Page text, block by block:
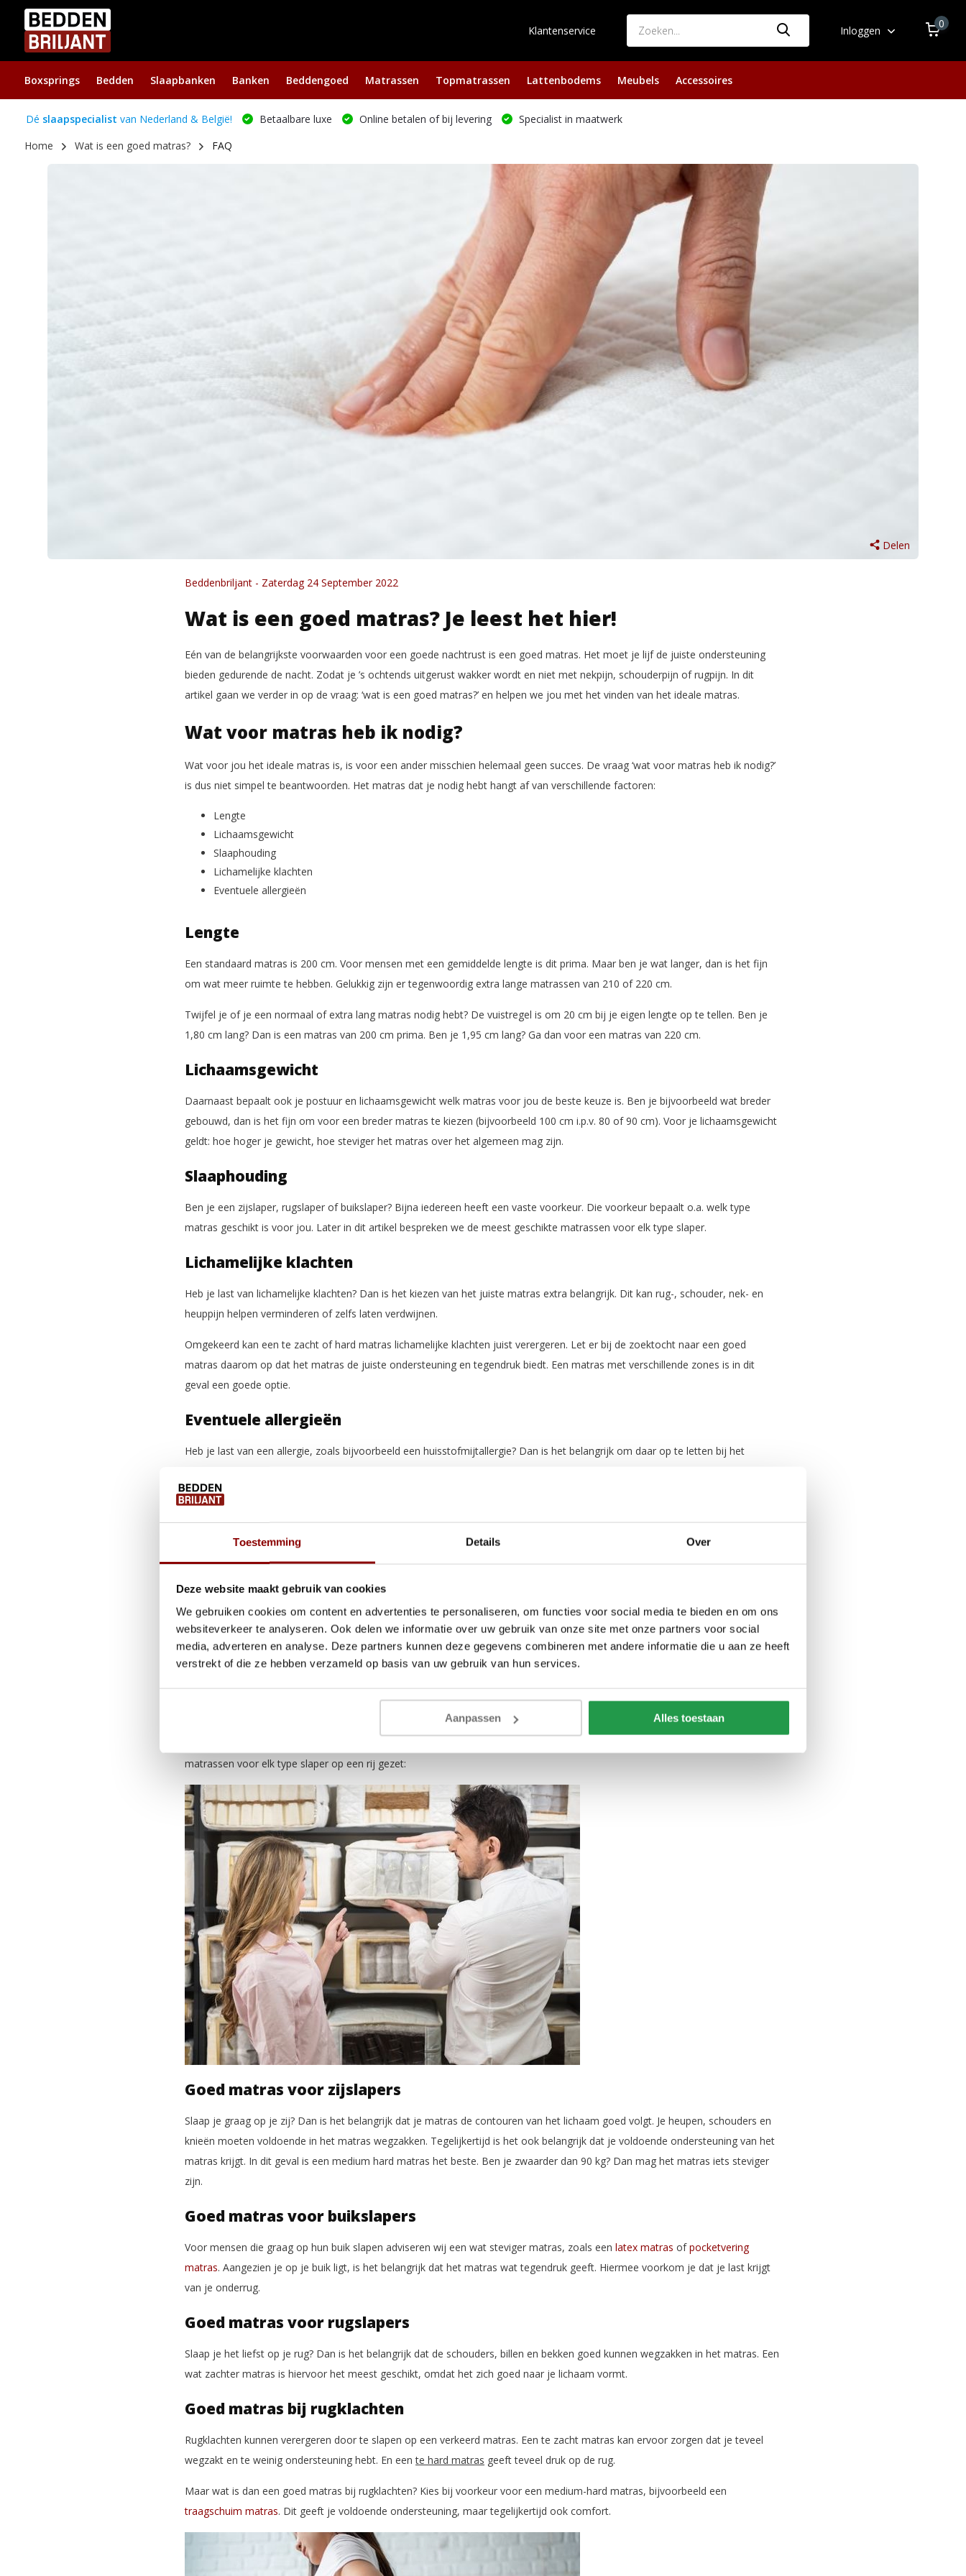
Toestemming Details Over
Deze website maakt gebruik van cookies
We gebruiken cookies om content en advertenties te personaliseren, om functies voor social media te bieden en om ons
websiteverkeer te analyseren. Ook delen we informatie over uw gebruik van onze site met onze partners voor social
media, adverteren en analyse. Deze partners kunnen deze gegevens combineren met andere informatie die u aan ze heeft
verstrekt of die ze hebben verzameld op basis van uw gebruik van hun services.
Aanpassen Alles toestaan
Klantenservice Inloggen
0
Boxsprings Bedden Slaapbanken Banken Beddengoed Matrassen Topmatrassen Lattenbodems Meubels Accessoires
Dé slaapspecialist van Nederland & België! Betaalbare luxe Online betalen of bij levering
Specialist in maatwerk
Home
Wat is een goed matras? FAQ
Delen
Beddenbriljant - Zaterdag 24 September 2022
Wat is een goed matras? Je leest het hier!
Eén van de belangrijkste voorwaarden voor een goede nachtrust is een goed matras. Het moet je lijf de juiste ondersteuning
bieden gedurende de nacht. Zodat je ’s ochtends uitgerust wakker wordt en niet met nekpijn, schouderpijn of rugpijn. In dit
artikel gaan we verder in op de vraag: ‘wat is een goed matras?’ en helpen we jou met het vinden van het ideale matras.
Wat voor matras heb ik nodig?
Wat voor jou het ideale matras is, is voor een ander misschien helemaal geen succes. De vraag ‘wat voor matras heb ik nodig?’
is dus niet simpel te beantwoorden. Het matras dat je nodig hebt hangt af van verschillende factoren:
Lengte
Lichaamsgewicht
Slaaphouding
Lichamelijke klachten
Eventuele allergieën
Lengte
Een standaard matras is 200 cm. Voor mensen met een gemiddelde lengte is dit prima. Maar ben je wat langer, dan is het fijn
om wat meer ruimte te hebben. Gelukkig zijn er tegenwoordig extra lange matrassen van 210 of 220 cm.
Twijfel je of je een normaal of extra lang matras nodig hebt? De vuistregel is om 20 cm bij je eigen lengte op te tellen. Ben je
1,80 cm lang? Dan is een matras van 200 cm prima. Ben je 1,95 cm lang? Ga dan voor een matras van 220 cm.
Lichaamsgewicht
Daarnaast bepaalt ook je postuur en lichaamsgewicht welk matras voor jou de beste keuze is. Ben je bijvoorbeeld wat breder
gebouwd, dan is het fijn om voor een breder matras te kiezen (bijvoorbeeld 100 cm i.p.v. 80 of 90 cm). Voor je lichaamsgewicht
geldt: hoe hoger je gewicht, hoe steviger het matras over het algemeen mag zijn.
Slaaphouding
Ben je een zijslaper, rugslaper of buikslaper? Bijna iedereen heeft een vaste voorkeur. Die voorkeur bepaalt o.a. welk type
matras geschikt is voor jou. Later in dit artikel bespreken we de meest geschikte matrassen voor elk type slaper.
Lichamelijke klachten
Heb je last van lichamelijke klachten? Dan is het kiezen van het juiste matras extra belangrijk. Dit kan rug-, schouder, nek- en
heuppijn helpen verminderen of zelfs laten verdwijnen.
Omgekeerd kan een te zacht of hard matras lichamelijke klachten juist verergeren. Let er bij de zoektocht naar een goed
matras daarom op dat het matras de juiste ondersteuning en tegendruk biedt. Een matras met verschillende zones is in dit
geval een goede optie.
Eventuele allergieën
Heb je last van een allergie, zoals bijvoorbeeld een huisstofmijtallergie? Dan is het belangrijk om daar op te letten bij het
ruimtes in het matras aanwezig zijn. Huisstofmijt en stof kan hierin ophopen. Daarnaast zijn er in sommige matrassen
Wil je er zeker van zijn dat je matras antiallergisch is? Koop dan een matras met een van de volgende certificaten:
Öko-tex keurmerk;
LGA certicaat;
HygCen certificaat;
Medisch getest certificaat;
CertiPUR certificering.
Wat is een goed matras voor mij?
matrassen voor elk type slaper op een rij gezet:
Goed matras voor zijslapers
Slaap je graag op je zij? Dan is het belangrijk dat je matras de contouren van het lichaam goed volgt. Je heupen, schouders en
knieën moeten voldoende in het matras wegzakken. Tegelijkertijd is het ook belangrijk dat je voldoende ondersteuning van het
matras krijgt. In dit geval is een medium hard matras het beste. Ben je zwaarder dan 90 kg? Dan mag het matras iets steviger
zijn.
Goed matras voor buikslapers
Voor mensen die graag op hun buik slapen adviseren wij een wat steviger matras, zoals eenlatex matras ofpocketvering
matras. Aangezien je op je buik ligt, is het belangrijk dat het matras wat tegendruk geeft. Hiermee voorkom je dat je last krijgt
van je onderrug.
Goed matras voor rugslapers
Slaap je het liefst op je rug? Dan is het belangrijk dat de schouders, billen en bekken goed kunnen wegzakken in het matras. Een
wat zachter matras is hiervoor het meest geschikt, omdat het zich goed naar je lichaam vormt.
Goed matras bij rugklachten
Rugklachten kunnen verergeren door te slapen op een verkeerd matras. Een te zacht matras kan ervoor zorgen dat je teveel
wegzakt en te weinig ondersteuning hebt. En eente hard matras geeft teveel druk op de rug.
Maar wat is dan een goed matras bij rugklachten? Kies bij voorkeur voor een medium-hard matras, bijvoorbeeld een
traagschuim matras. Dit geeft je voldoende ondersteuning, maar tegelijkertijd ook comfort.